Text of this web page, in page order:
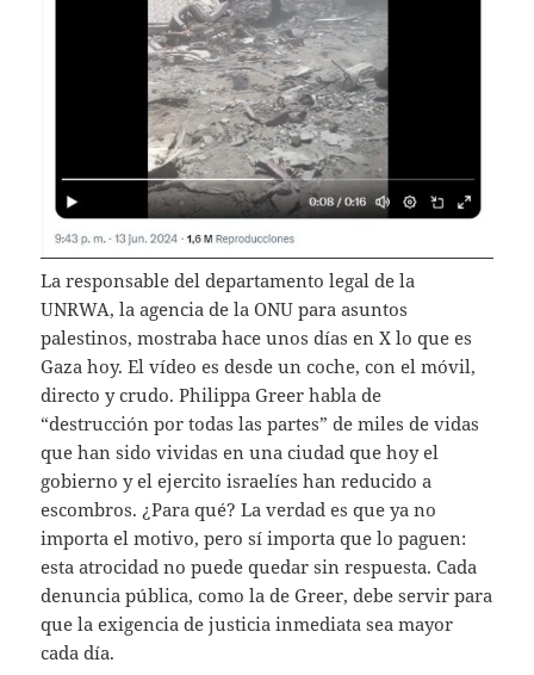
La responsable del departamento legal de la
UNRWA, la agencia de la ONU para asuntos
palestinos, mostraba hace unos días en X lo que es
Gaza hoy. El vídeo es desde un coche, con el móvil,
directo y crudo. Philippa Greer habla de
“destrucción por todas las partes” de miles de vidas
que han sido vividas en una ciudad que hoy el
gobierno y el ejercito israelíes han reducido a
escombros. ¿Para qué? La verdad es que ya no
importa el motivo, pero sí importa que lo paguen:
esta atrocidad no puede quedar sin respuesta. Cada
denuncia pública, como la de Greer, debe servir para
que la exigencia de justicia inmediata sea mayor
cada día.